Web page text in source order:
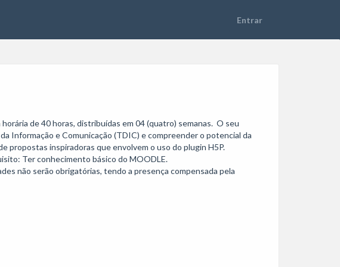
de 40 horas, distribuídas em 04 (quatro) semanas.  O seu
Informação e Comunicação (TDIC) e compreender o potencial da
propostas inspiradoras que envolvem o uso do plugin H5P.
Ter conhecimento básico do MOODLE.
não serão obrigatórias, tendo a presença compensada pela